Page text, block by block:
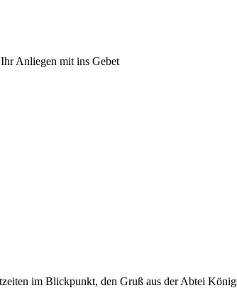
Anliegen mit ins Gebet
im Blickpunkt, den Gruß aus der Abtei